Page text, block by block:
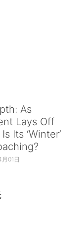
As
Lays Off
Its ‘Winter’
01日